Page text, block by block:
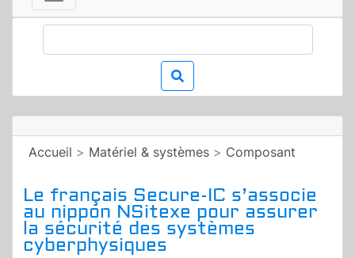
Accueil > Matériel & systèmes > Composant
Le français Secure-IC s’associe
au nippon NSitexe pour assurer
la sécurité des systèmes
cyberphysiques